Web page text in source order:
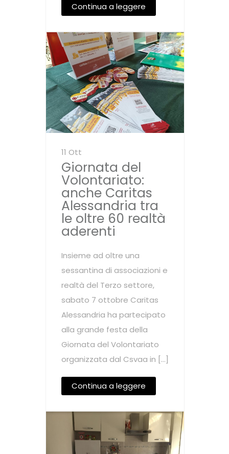
Continua a leggere
11 Ott
Giornata del
Volontariato:
anche Caritas
Alessandria tra
le oltre 60 realtà
aderenti
Insieme ad oltre una
sessantina di associazioni e
realtà del Terzo settore,
sabato 7 ottobre Caritas
Alessandria ha partecipato
alla grande festa della
Giornata del Volontariato
organizzata dal Csvaa in […]
Continua a leggere